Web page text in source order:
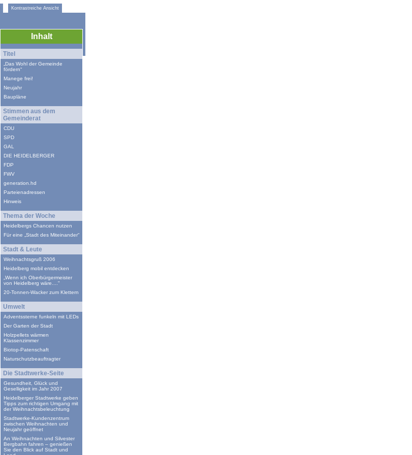
Kontrastreiche Ansicht
Inhalt
Titel
„Das Wohl der Gemeinde
fördern“
Manege frei!
Neujahr
Baupläne
Stimmen aus dem
Gemeinderat
CDU
SPD
GAL
DIE HEIDELBERGER
FDP
FWV
generation.hd
Parteienadressen
Hinweis
Thema der Woche
Heidelbergs Chancen nutzen
Für eine „Stadt des Miteinander“
Stadt & Leute
Weihnachtsgruß 2006
Heidelberg mobil entdecken
„Wenn ich Oberbürgermeister
von Heidelberg wäre...."
20-Tonnen-Wacker zum Klettern
Umwelt
Adventssterne funkeln mit LEDs
Der Garten der Stadt
Holzpellets wärmen
Klassenzimmer
Biotop-Patenschaft
Naturschutzbeauftragter
Die Stadtwerke-Seite
Gesundheit, Glück und
Geselligkeit im Jahr 2007
Heidelberger Stadtwerke geben
Tipps zum richtigen Umgang mit
der Weihnachtsbeleuchtung
Stadtwerke-Kundenzentrum
zwischen Weihnachten und
Neujahr geöffnet
An Weihnachten und Silvester
Bergbahn fahren – genießen
Sie den Blick auf Stadt und